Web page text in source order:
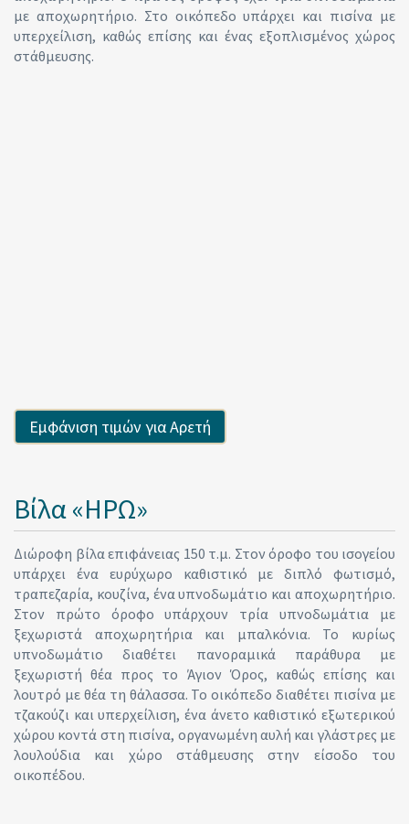
με αποχωρητήριο. Στο οικόπεδο υπάρχει και πισίνα με
υπερχείλιση, καθώς επίσης και ένας εξοπλισμένος χώρος
στάθμευσης.
Βίλα «ΗΡΩ»
Διώροφη βίλα επιφάνειας 150 τ.μ. Στον όροφο του ισογείου
υπάρχει ένα ευρύχωρο καθιστικό με διπλό φωτισμό,
τραπεζαρία, κουζίνα, ένα υπνοδωμάτιο και αποχωρητήριο.
Στον πρώτο όροφο υπάρχουν τρία υπνοδωμάτια με
ξεχωριστά αποχωρητήρια και μπαλκόνια. Το κυρίως
υπνοδωμάτιο διαθέτει πανοραμικά παράθυρα με
ξεχωριστή θέα προς το Άγιον Όρος, καθώς επίσης και
λουτρό με θέα τη θάλασσα. Το οικόπεδο διαθέτει πισίνα με
τζακούζι και υπερχείλιση, ένα άνετο καθιστικό εξωτερικού
χώρου κοντά στη πισίνα, οργανωμένη αυλή και γλάστρες με
λουλούδια και χώρο στάθμευσης στην είσοδο του
οικοπέδου.